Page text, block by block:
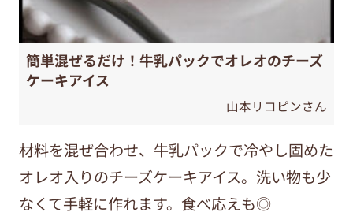
簡単混ぜるだけ！牛乳パックでオレオのチーズ
ケーキアイス
山本リコピンさん
材料を混ぜ合わせ、牛乳パックで冷やし固めた
オレオ入りのチーズケーキアイス。洗い物も少
なくて手軽に作れます。食べ応えも◎